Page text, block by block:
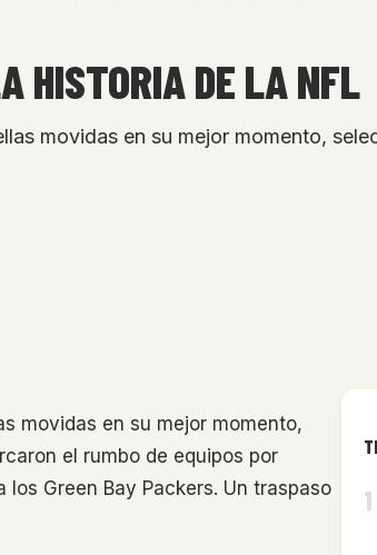
HISTORIA DE LA NFL
movidas en su mejor momento,
movidas en su mejor momento,
el rumbo de equipos por
Green Bay Packers. Un traspaso